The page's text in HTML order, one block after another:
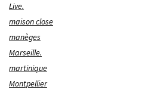
Live.
maison close
manèges
Marseille.
martinique
Montpellier